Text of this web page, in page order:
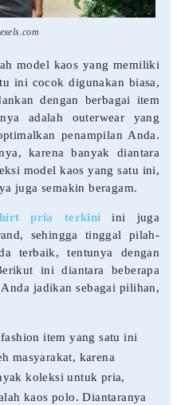
model kaos yang memiliki
ini cocok digunakan biasa,
dengan berbagai item
adalah outerwear yang
penampilan Anda.
karena banyak diantara
model kaos yang satu ini,
juga semakin beragam.
pria terkini ini juga
sehingga tinggal pilah-
terbaik, tentunya dengan
ini diantara beberapa
jadikan sebagai pilihan,
item yang satu ini
masyarakat, karena
koleksi untuk pria,
kaos polo. Diantaranya